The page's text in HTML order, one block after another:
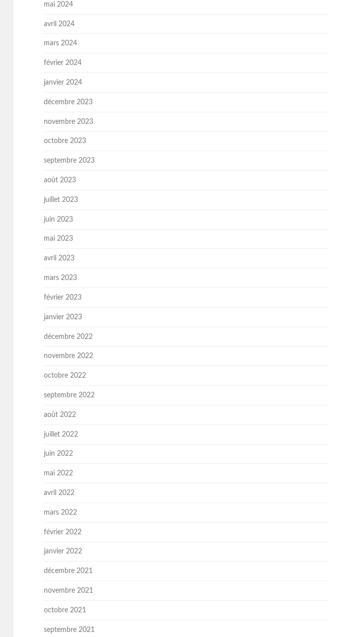
mai 2024
avril 2024
mars 2024
février 2024
janvier 2024
décembre 2023
novembre 2023
octobre 2023
septembre 2023
août 2023
juillet 2023
juin 2023
mai 2023
avril 2023
mars 2023
février 2023
janvier 2023
décembre 2022
novembre 2022
octobre 2022
septembre 2022
août 2022
juillet 2022
juin 2022
mai 2022
avril 2022
mars 2022
février 2022
janvier 2022
décembre 2021
novembre 2021
octobre 2021
septembre 2021